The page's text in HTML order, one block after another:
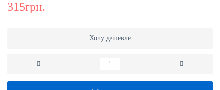
315грн.
Хочу дешевле